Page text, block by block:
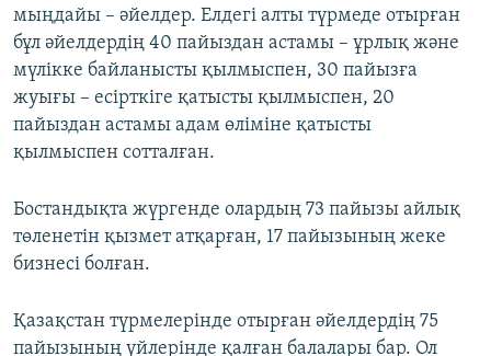
мыңдайы – әйелдер. Елдегі алты түрмеде отырған
бұл әйелдердің 40 пайыздан астамы – ұрлық және
мүлікке байланысты қылмыспен, 30 пайызға
жуығы – есірткіге қатысты қылмыспен, 20
пайыздан астамы адам өліміне қатысты
қылмыспен сотталған.
Бостандықта жүргенде олардың 73 пайызы айлық
төленетін қызмет атқарған, 17 пайызының жеке
бизнесі болған.
Қазақстан түрмелерінде отырған әйелдердің 75
пайызының үйлерінде қалған балалары бар. Ол